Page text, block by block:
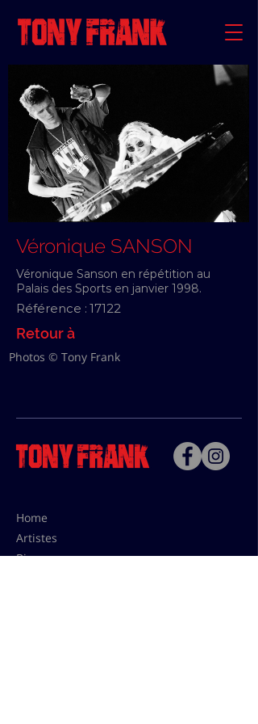
Véronique SANSON
Véronique Sanson en répétition au
Palais des Sports en janvier 1998.
Référence : 17122
Retour à
Photos © Tony Frank
Home
Artistes
Bio